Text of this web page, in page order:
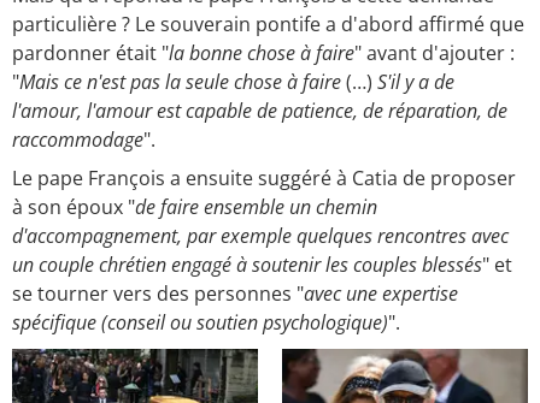
particulière ? Le souverain pontife a d'abord affirmé que
pardonner était "la bonne chose à faire" avant d'ajouter :
"Mais ce n'est pas la seule chose à faire(…) S'il y a de
l'amour, l'amour est capable de patience, de réparation, de
raccommodage".
Le pape François a ensuite suggéré à Catia de proposer
à son époux "de faire ensemble un chemin
d'accompagnement, par exemple quelques rencontres avec
un couple chrétien engagé à soutenir les couples blessés" et
se tourner vers des personnes "avec une expertise
spécifique (conseil ou soutien psychologique)".